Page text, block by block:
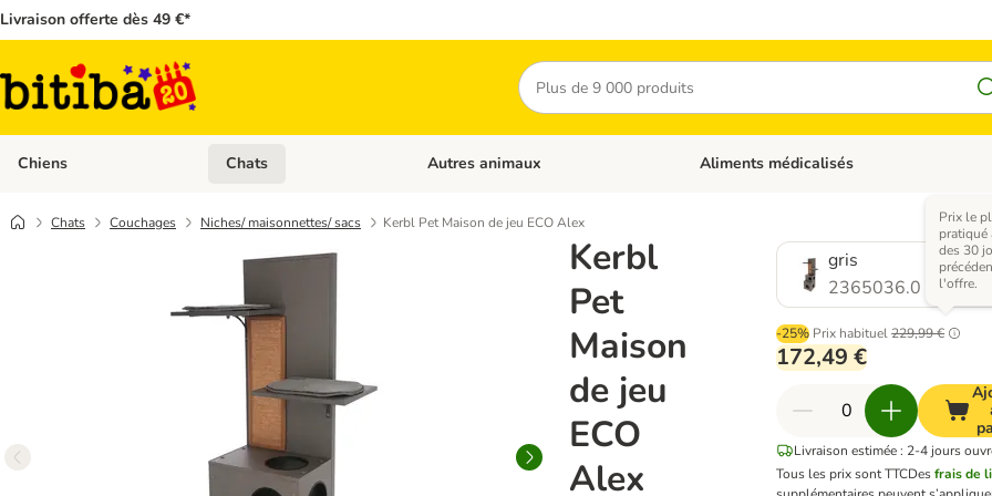
Livraison offerte dès 49 €*
Rechercher
Chiens Dérouler les catégories: Chiens
Chats Dérouler les catégories: Chats
Autres animaux Dérouler les catégories: Autres animaux
Aliments médicalisés
Chats Couchages Niches/ maisonnettes/ sacs Kerbl Pet Maison de jeu ECO Alex
Kerbl
Pet
Maison
de jeu
ECO
Alex
gris
2365036.0
-25% Prix habituel229,99 €
Prix le
pratiqué
des 30
l'offre.
172,49 €
Livraison estimée : 2-4 jours
Tous les prix sont TTCDesfrais de